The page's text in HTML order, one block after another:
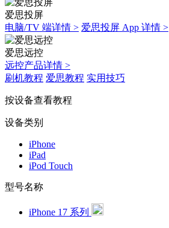
爱思投屏
电脑/TV 端详情 > 爱思投屏 App 详情 >
爱思远控
远控产品详情 >
刷机教程 爱思教程 实用技巧
按设备查看教程
设备类别
iPhone
iPad
iPod Touch
型号名称
iPhone 17 系列